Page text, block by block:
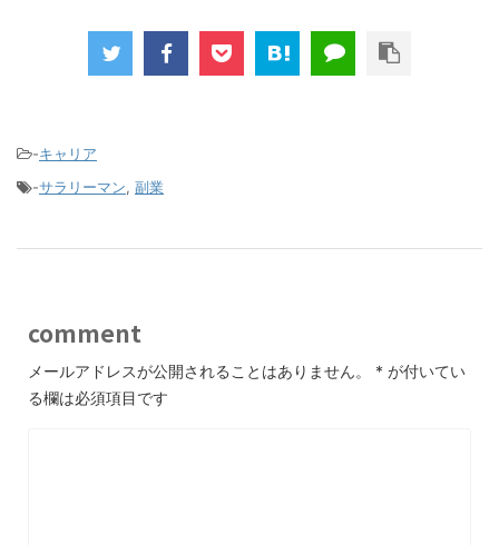
-キャリア
-サラリーマン, 副業
comment
メールアドレスが公開されることはありません。 * が付いてい
る欄は必須項目です